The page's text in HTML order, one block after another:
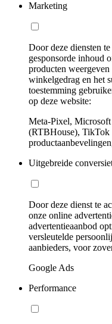
Marketing
Door deze diensten
gesponsorde inhoud
producten
winkelgedrag en het
toestemming
op deze website:
Meta-Pixel,
(RTBHouse), TikTok
Uitgebreide
Door deze dienst te
onze online
advertentieaanbod
versleutelde
aanbieders, voor
Google Ads
Performance